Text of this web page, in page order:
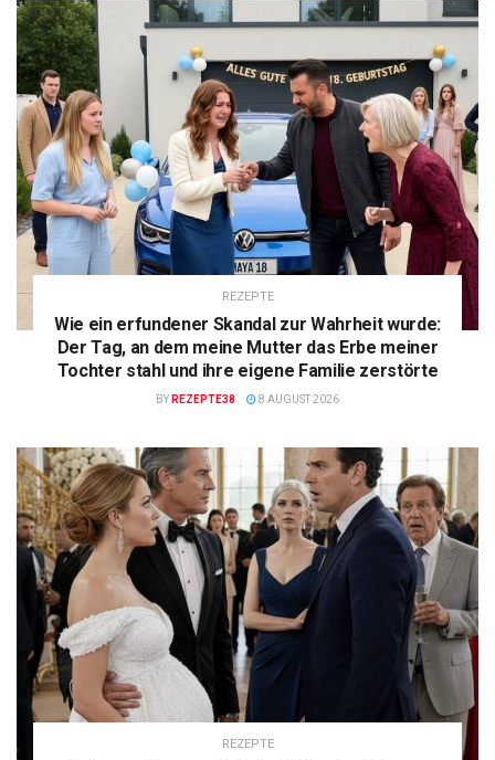
REZEPTE
Wie ein erfundener Skandal zur Wahrheit wurde:
Der Tag, an dem meine Mutter das Erbe meiner
Tochter stahl und ihre eigene Familie zerstörte
BY REZEPTE38 8 AUGUST 2026
REZEPTE